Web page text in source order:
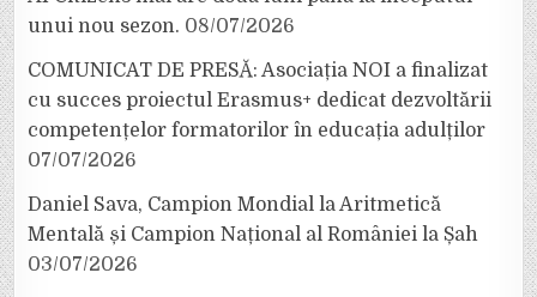
unui nou sezon. 08/07/2026
COMUNICAT DE PRESĂ: Asociația NOI a finalizat
cu succes proiectul Erasmus+ dedicat dezvoltării
competențelor formatorilor în educația adulților
07/07/2026
Daniel Sava, Campion Mondial la Aritmetică
Mentală și Campion Național al României la Șah
03/07/2026